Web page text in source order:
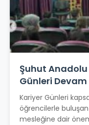
Şuhut Anadolu
Günleri
Kariyer Günleri
öğrencilerle
mesleğine dair